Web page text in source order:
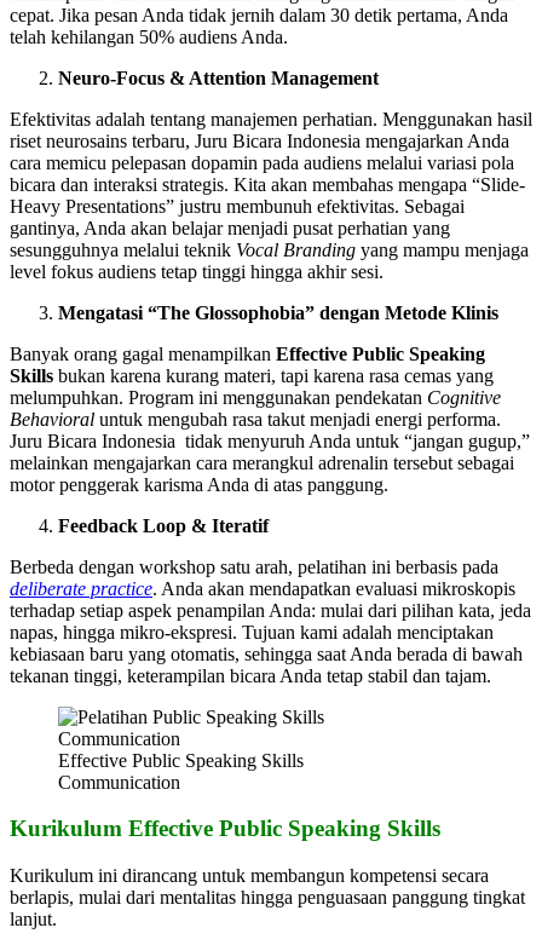
cepat. Jika pesan Anda tidak jernih dalam 30 detik pertama, Anda
telah kehilangan 50% audiens Anda.
Neuro-Focus & Attention Management
Efektivitas adalah tentang manajemen perhatian. Menggunakan hasil
riset neurosains terbaru, Juru Bicara Indonesia mengajarkan Anda
cara memicu pelepasan dopamin pada audiens melalui variasi pola
bicara dan interaksi strategis. Kita akan membahas mengapa “Slide-
Heavy Presentations” justru membunuh efektivitas. Sebagai
gantinya, Anda akan belajar menjadi pusat perhatian yang
sesungguhnya melalui teknik Vocal Branding yang mampu menjaga
level fokus audiens tetap tinggi hingga akhir sesi.
Mengatasi “The Glossophobia” dengan Metode Klinis
Banyak orang gagal menampilkan Effective Public Speaking
Skills bukan karena kurang materi, tapi karena rasa cemas yang
melumpuhkan. Program ini menggunakan pendekatan Cognitive
Behavioral untuk mengubah rasa takut menjadi energi performa.
Juru Bicara Indonesia tidak menyuruh Anda untuk “jangan gugup,”
melainkan mengajarkan cara merangkul adrenalin tersebut sebagai
motor penggerak karisma Anda di atas panggung.
Feedback Loop & Iteratif
Berbeda dengan workshop satu arah, pelatihan ini berbasis pada
deliberate practice. Anda akan mendapatkan evaluasi mikroskopis
terhadap setiap aspek penampilan Anda: mulai dari pilihan kata, jeda
napas, hingga mikro-ekspresi. Tujuan kami adalah menciptakan
kebiasaan baru yang otomatis, sehingga saat Anda berada di bawah
tekanan tinggi, keterampilan bicara Anda tetap stabil dan tajam.
Effective Public Speaking Skills
Communication
Kurikulum Effective Public Speaking Skills
Kurikulum ini dirancang untuk membangun kompetensi secara
berlapis, mulai dari mentalitas hingga penguasaan panggung tingkat
lanjut.